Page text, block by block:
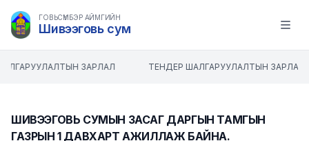
ГОВЬСҮМБЭР АЙМГИЙН
Шивээговь сум Open
ЗАРЛАЛ ТЕНДЕР ШАЛГАРУУЛАЛТЫН ЗАРЛАЛ
ШИВЭЭГОВЬ СУМЫН ЗАСАГ ДАРГЫН ТАМГЫН
ГАЗРЫН 1 ДАВХАРТ АЖИЛЛАЖ БАЙНА.